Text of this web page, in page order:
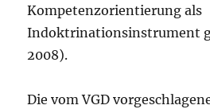
Kompetenzorientierung als
Indoktrinationsinstrument
2008).
Die vom VGD